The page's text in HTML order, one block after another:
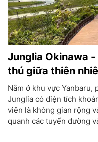
Junglia Okinawa
thú giữa thiên
Nằm ở khu vực Yanbaru,
Junglia có diện tích
viên là không gian rộng
quanh các tuyến đường